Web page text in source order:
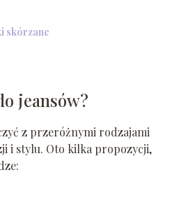
skórzane
jeansów?
z przeróżnymi rodzajami
i stylu. Oto kilka propozycji,